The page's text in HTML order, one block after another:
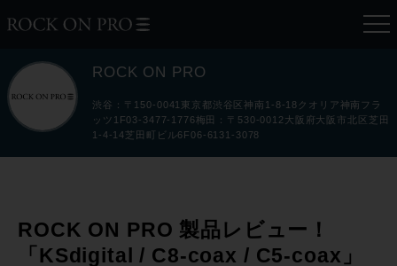
ROCK ON PRO
渋谷：〒150-0041東京都渋谷区神南1-8-18クオリア神南フラ
ッツ1F03-3477-1776梅田：〒530-0012大阪府大阪市北区芝田
1-4-14芝田町ビル6F06-6131-3078
ROCK ON PRO 製品レビュー！
「KSdigital / C8-coax / C5-coax」